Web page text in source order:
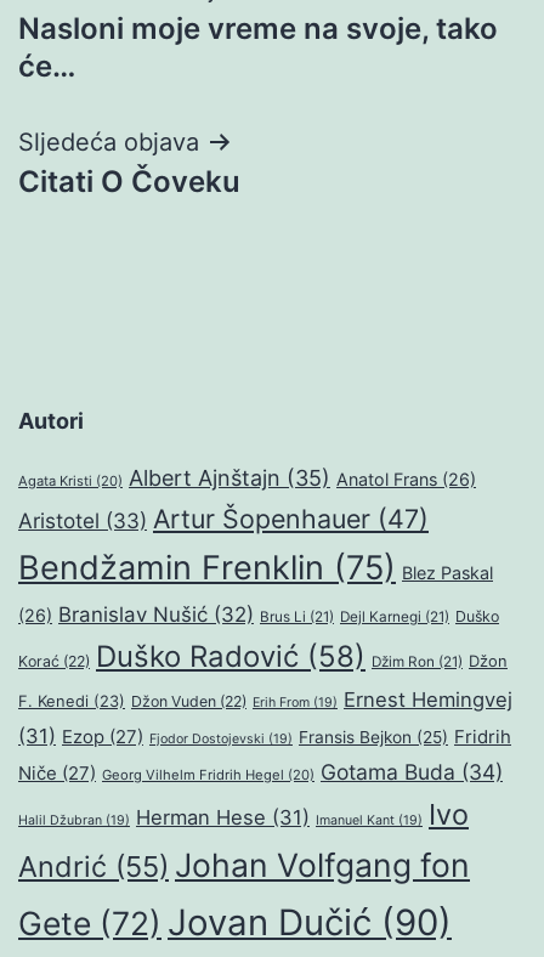
objava
Nasloni moje vreme na svoje, tako
će…
Sljedeća objava
Citati O Čoveku
Autori
Agata Kristi (20) Albert Ajnštajn (35) Anatol Frans (26)
Aristotel (33) Artur Šopenhauer (47)
Bendžamin Frenklin (75) Blez Paskal
(26) Branislav Nušić (32) Brus Li (21) Dejl Karnegi (21) Duško
Korać (22) Duško Radović (58) Džim Ron (21) Džon
F. Kenedi (23) Džon Vuden (22) Erih From (19) Ernest Hemingvej
(31) Ezop (27) Fjodor Dostojevski (19) Fransis Bejkon (25) Fridrih
Niče (27) Georg Vilhelm Fridrih Hegel (20) Gotama Buda (34)
Halil Džubran (19) Herman Hese (31) Imanuel Kant (19)
Ivo
Andrić (55) Johan Volfgang fon
Gete (72) Jovan Dučić (90)